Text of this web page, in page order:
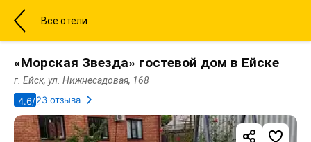
Все отели
«Морская Звезда» гостевой дом в Ейске
г. Ейск, ул. Нижнесадовая, 168
4.6/523 отзыва